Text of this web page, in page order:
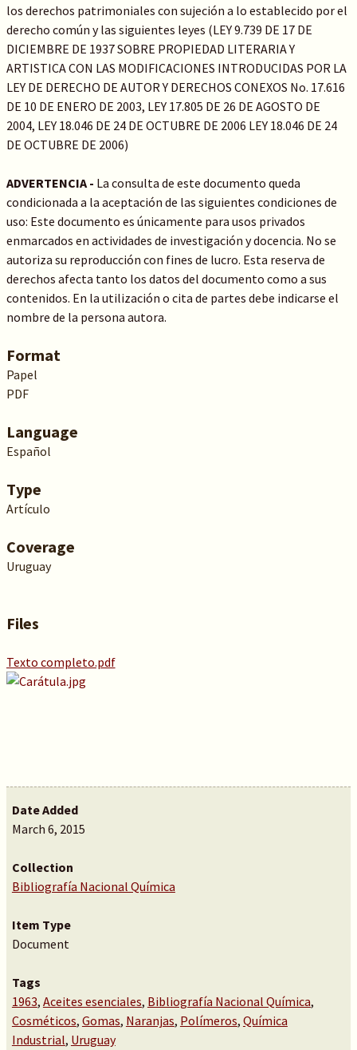
los derechos patrimoniales con sujeción a lo establecido por el
derecho común y las siguientes leyes (LEY 9.739 DE 17 DE
DICIEMBRE DE 1937 SOBRE PROPIEDAD LITERARIA Y
ARTISTICA CON LAS MODIFICACIONES INTRODUCIDAS POR LA
LEY DE DERECHO DE AUTOR Y DERECHOS CONEXOS No. 17.616
DE 10 DE ENERO DE 2003, LEY 17.805 DE 26 DE AGOSTO DE
2004, LEY 18.046 DE 24 DE OCTUBRE DE 2006 LEY 18.046 DE 24
DE OCTUBRE DE 2006)
ADVERTENCIA - La consulta de este documento queda
condicionada a la aceptación de las siguientes condiciones de
uso: Este documento es únicamente para usos privados
enmarcados en actividades de investigación y docencia. No se
autoriza su reproducción con fines de lucro. Esta reserva de
derechos afecta tanto los datos del documento como a sus
contenidos. En la utilización o cita de partes debe indicarse el
nombre de la persona autora.
Format
Papel
PDF
Language
Español
Type
Artículo
Coverage
Uruguay
Files
Texto completo.pdf
Date Added
March 6, 2015
Collection
Bibliografía Nacional Química
Item Type
Document
Tags
1963, Aceites esenciales, Bibliografía Nacional Química,
Cosméticos, Gomas, Naranjas, Polímeros, Química
Industrial, Uruguay